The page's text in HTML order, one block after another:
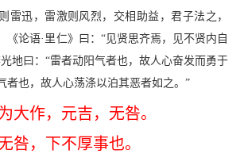
雷迅，雷激则风烈，交相助益，君子法之，
《论语·里仁》曰：“见贤思齐焉，见不贤内自
地曰：“雷者动阳气者也，故人心奋发而勇于
者也，故人心荡涤以泊其恶者如之。”
大作，元吉，无咎。
咎，下不厚事也。